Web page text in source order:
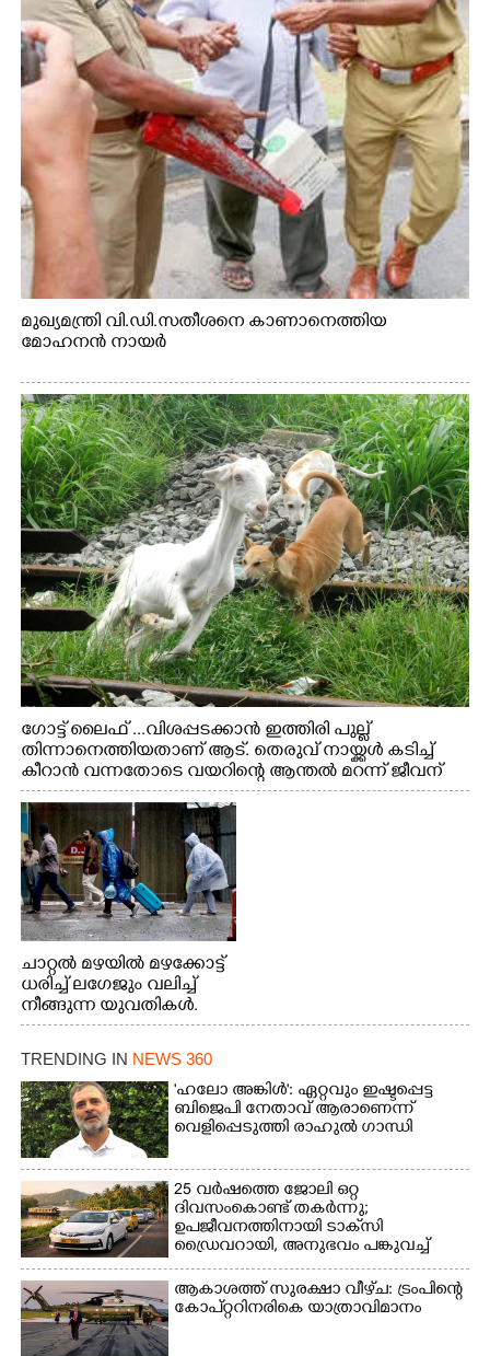
മുഖ്യമന്ത്രി വി.ഡി.സതീശനെ കാണാനെത്തിയ
മോഹനൻ നായർ
ഗോട്ട് ലൈഫ് ...വിശപ്പടക്കാൻ ഇത്തിരി പുല്ല്
തിന്നാനെത്തിയതാണ് ആട്. തെരുവ് നായ്ക്കൾ കടിച്ച്
കീറാൻ വന്നതോടെ വയറിന്റെ ആന്തൽ മറന്ന് ജീവന്
വേണ്ടിയായി ഓട്ടം. എറണാകുളം വാത്തുരുത്തിയിൽ
നിന്നുള്ള കാഴ്ച
ചാറ്റൽ മഴയിൽ മഴക്കോട്ട്
ധരിച്ച് ലഗേജും വലിച്ച്
നീങ്ങുന്ന യുവതികൾ.
എറണാകുളം മേനകയിൽ
നിന്നുള്ള കാഴ്ച
TRENDING IN NEWS 360
'ഹലോ അങ്കിൾ': ഏറ്റവും ഇഷ്ടപ്പെട്ട
ബിജെപി നേതാവ് ആരാണെന്ന്
വെളിപ്പെടുത്തി രാഹുൽ ഗാന്ധി
25 വർഷത്തെ ജോലി ഒറ്റ
ദിവസംകൊണ്ട് തകർന്നു;
ഉപജീവനത്തിനായി ടാക്‌സി
ഡ്രൈവറായി,​ അനുഭവം പങ്കുവച്ച്
യുവതി
ആകാശത്ത് സുരക്ഷാ വീഴ്‌ച: ട്രംപിന്റെ
കോ‌പ്‌റ്ററിനരികെ യാത്രാവിമാനം